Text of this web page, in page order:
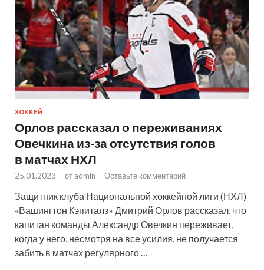
ХОККЕЙ
Орлов рассказал о переживаниях
Овечкина из-за отсутствия голов
в матчах НХЛ
25.01.2023 - от admin - Оставьте комментарий
Защитник клуба Национальной хоккейной лиги (НХЛ)
«Вашингтон Кэпиталз» Дмитрий Орлов рассказал, что
капитан команды Александр Овечкин переживает,
когда у него, несмотря на все усилия, не получается
забить в матчах регулярного …